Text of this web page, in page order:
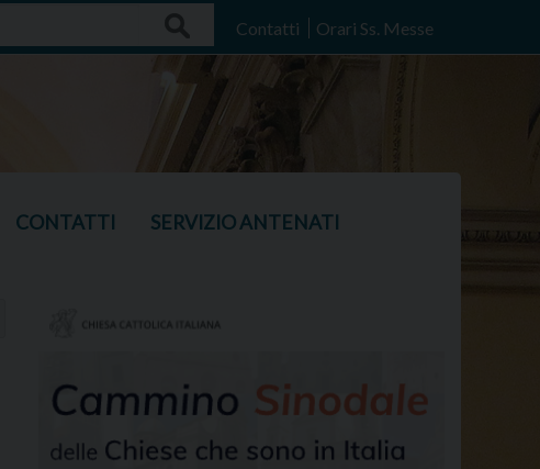
Contatti Orari Ss. Messe
CONTATTI SERVIZIO ANTENATI